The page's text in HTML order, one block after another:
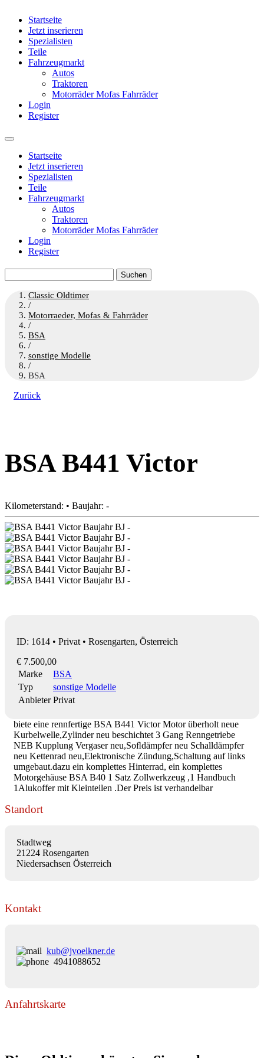
Startseite
Jetzt inserieren
Spezialisten
Teile
Fahrzeugmarkt
Autos
Traktoren
Motorräder Mofas Fahrräder
Login
Register
Startseite
Jetzt inserieren
Spezialisten
Teile
Fahrzeugmarkt
Autos
Traktoren
Motorräder Mofas Fahrräder
Login
Register
nach:
Classic Oldtimer
/
Motorraeder, Mofas & Fahrräder
/
BSA
/
sonstige Modelle
/
BSA
Zurück
BSA B441 Victor
Kilometerstand: • Baujahr: -
ID: 1614 • Privat • Rosengarten, Österreich
€ 7.500,00
Marke
BSA
Typ
sonstige Modelle
Anbieter Privat
biete eine rennfertige BSA B441 Victor Motor überholt neue
Kurbelwelle,Zylinder neu beschichtet 3 Gang Renngetriebe
NEB Kupplung Vergaser neu,Soﬂdämpfer neu Schalldämpfer
neu Kettenrad neu,Elektronische Zündung,Schaltung auf links
umgebaut.dazu ein komplettes Hinterrad, ein komplettes
Motorgehäuse BSA B40 1 Satz Zollwerkzeug ,1 Handbuch
1Alukoffer mit Kleinteilen .Der Preis ist verhandelbar
Standort
Stadtweg
21224 Rosengarten
Niedersachsen Österreich
Kontakt
kub@jvoelkner.de
4941088652
Anfahrtskarte